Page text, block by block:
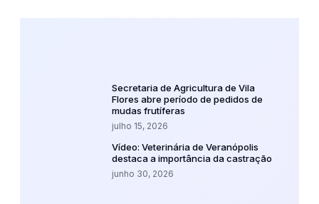
Secretaria de Agricultura de Vila
Flores abre período de pedidos de
mudas frutíferas
julho 15, 2026
Vídeo: Veterinária de Veranópolis
destaca a importância da castração
junho 30, 2026